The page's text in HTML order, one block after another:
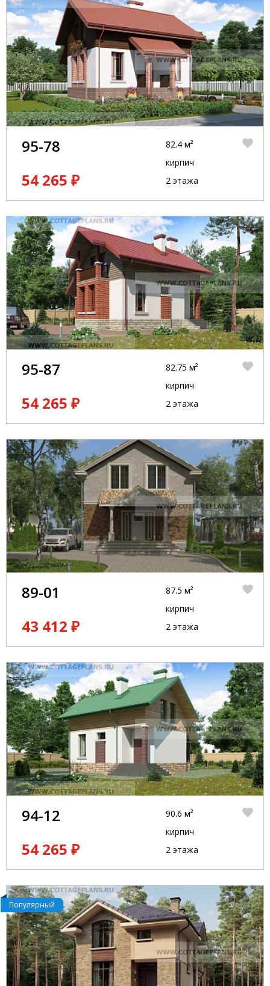
95-78
54 265 ₽
82.4 м²
кирпич
2 этажа
95-87
54 265 ₽
82.75 м²
кирпич
2 этажа
89-01
43 412 ₽
87.5 м²
кирпич
2 этажа
94-12
54 265 ₽
90.6 м²
кирпич
2 этажа
Популярный